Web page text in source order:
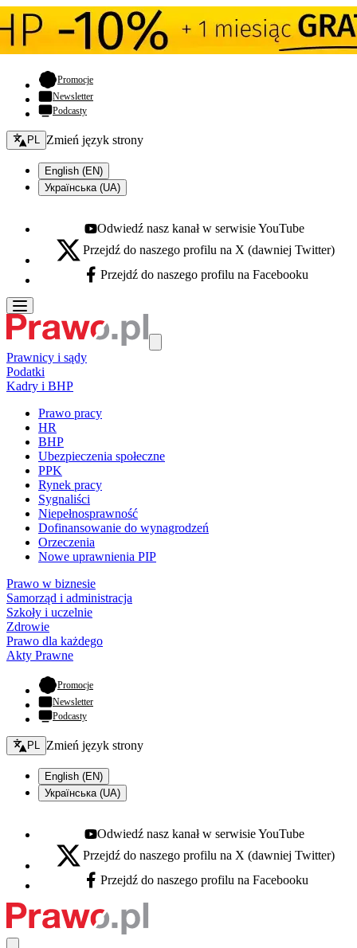
Promocje- otwiera się w nowej karcie
Newsletter
Podcasty
Zmień język - bieżący:
PL Zmień język strony
English (EN)
Українська (UA)
Youtube - otwiera się w nowej karcie
Odwiedź nasz kanał w serwisie YouTube
X - otwiera się w nowej karcie
Przejdź do naszego profilu na X (dawniej Twitter)
Facebook - otwiera się w nowej karcie
Przejdź do naszego profilu na Facebooku
Prawnicy i sądy
Podatki
Kadry i BHP
Prawo pracy
HR
BHP
Ubezpieczenia społeczne
PPK
Rynek pracy
Sygnaliści
Niepełnosprawność
Dofinansowanie do wynagrodzeń
Orzeczenia
Nowe uprawnienia PIP
Prawo w biznesie
Samorząd i administracja
Szkoły i uczelnie
Zdrowie
Prawo dla każdego
Akty Prawne
Promocje- otwiera się w nowej karcie
Newsletter
Podcasty
Zmień język - bieżący:
PL Zmień język strony
English (EN)
Українська (UA)
Youtube - otwiera się w nowej karcie
Odwiedź nasz kanał w serwisie YouTube
X - otwiera się w nowej karcie
Przejdź do naszego profilu na X (dawniej Twitter)
Facebook - otwiera się w nowej karcie
Przejdź do naszego profilu na Facebooku